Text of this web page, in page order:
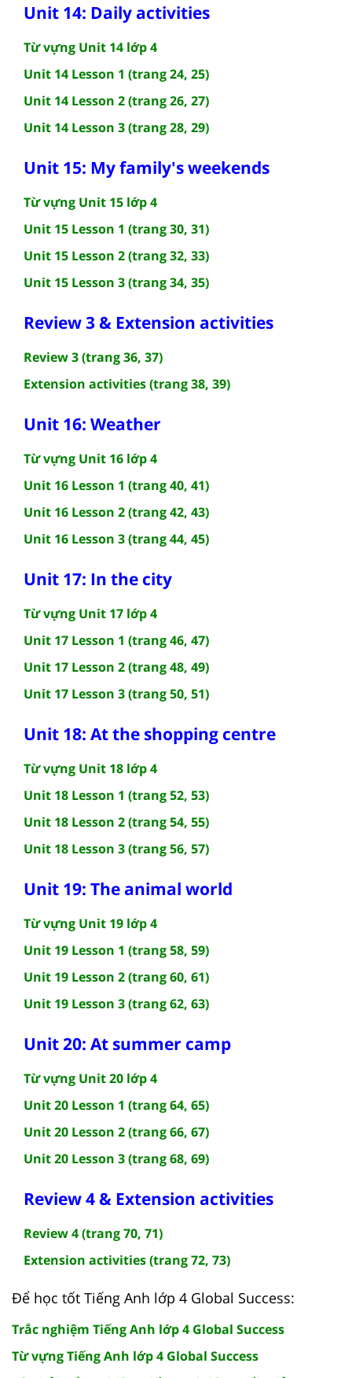
Unit 14: Daily activities
Từ vựng Unit 14 lớp 4
Unit 14 Lesson 1 (trang 24, 25)
Unit 14 Lesson 2 (trang 26, 27)
Unit 14 Lesson 3 (trang 28, 29)
Unit 15: My family's weekends
Từ vựng Unit 15 lớp 4
Unit 15 Lesson 1 (trang 30, 31)
Unit 15 Lesson 2 (trang 32, 33)
Unit 15 Lesson 3 (trang 34, 35)
Review 3 & Extension activities
Review 3 (trang 36, 37)
Extension activities (trang 38, 39)
Unit 16: Weather
Từ vựng Unit 16 lớp 4
Unit 16 Lesson 1 (trang 40, 41)
Unit 16 Lesson 2 (trang 42, 43)
Unit 16 Lesson 3 (trang 44, 45)
Unit 17: In the city
Từ vựng Unit 17 lớp 4
Unit 17 Lesson 1 (trang 46, 47)
Unit 17 Lesson 2 (trang 48, 49)
Unit 17 Lesson 3 (trang 50, 51)
Unit 18: At the shopping centre
Từ vựng Unit 18 lớp 4
Unit 18 Lesson 1 (trang 52, 53)
Unit 18 Lesson 2 (trang 54, 55)
Unit 18 Lesson 3 (trang 56, 57)
Unit 19: The animal world
Từ vựng Unit 19 lớp 4
Unit 19 Lesson 1 (trang 58, 59)
Unit 19 Lesson 2 (trang 60, 61)
Unit 19 Lesson 3 (trang 62, 63)
Unit 20: At summer camp
Từ vựng Unit 20 lớp 4
Unit 20 Lesson 1 (trang 64, 65)
Unit 20 Lesson 2 (trang 66, 67)
Unit 20 Lesson 3 (trang 68, 69)
Review 4 & Extension activities
Review 4 (trang 70, 71)
Extension activities (trang 72, 73)
Để học tốt Tiếng Anh lớp 4 Global Success:
Trắc nghiệm Tiếng Anh lớp 4 Global Success
Từ vựng Tiếng Anh lớp 4 Global Success